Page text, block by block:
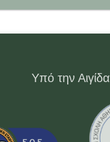
Υπό την Αιγίδα